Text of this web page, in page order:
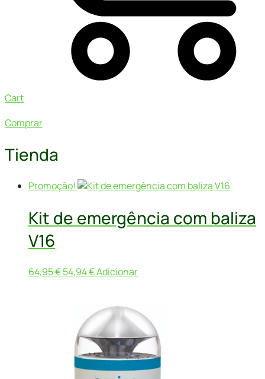
Cart
Comprar
Tienda
Promoção!
Kit de emergência com baliza
V16
64,95€O
64,95 €.
54,94€O
é:
54,94 €.
Adicionar